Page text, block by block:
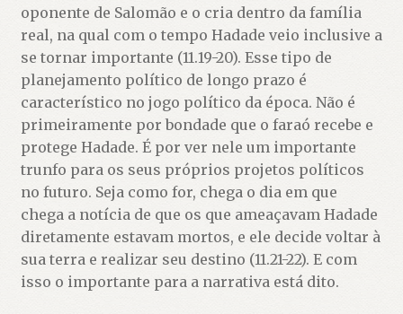
oponente de Salomão e o cria dentro da família
real, na qual com o tempo Hadade veio inclusive a
se tornar importante (11.19-20). Esse tipo de
planejamento político de longo prazo é
característico no jogo político da época. Não é
primeiramente por bondade que o faraó recebe e
protege Hadade. É por ver nele um importante
trunfo para os seus próprios projetos políticos
no futuro. Seja como for, chega o dia em que
chega a notícia de que os que ameaçavam Hadade
diretamente estavam mortos, e ele decide voltar à
sua terra e realizar seu destino (11.21-22). E com
isso o importante para a narrativa está dito.